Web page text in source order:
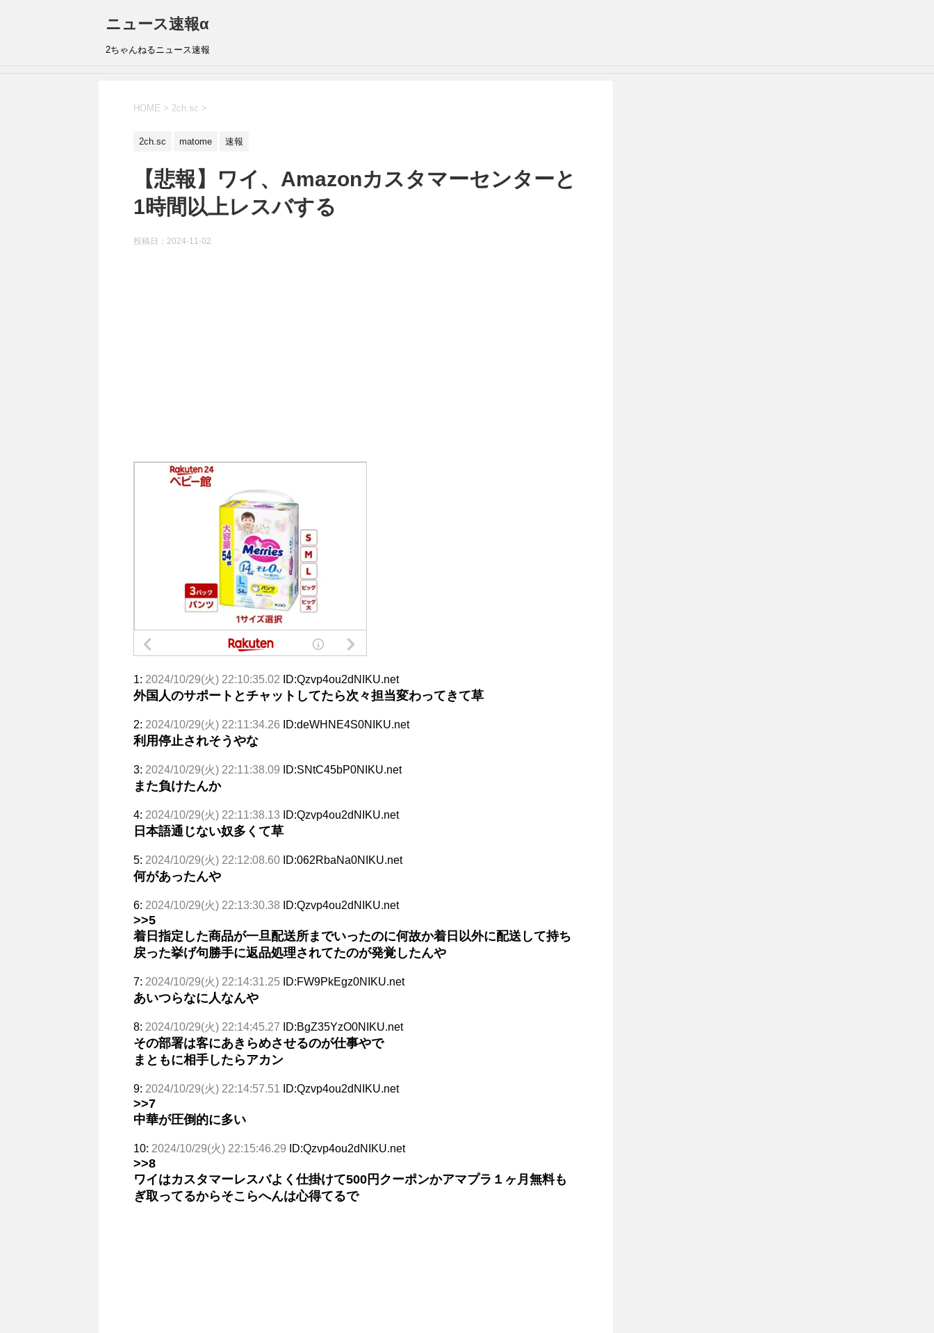
ニュース速報α
2ちゃんねるニュース速報
HOME > 2ch.sc >
2ch.sc matome 速報
【悲報】ワイ、Amazonカスタマーセンターと
1時間以上レスバする
投稿日： 2024-11-02
1: 2024/10/29(火) 22:10:35.02 ID:Qzvp4ou2dNIKU.net
外国人のサポートとチャットしてたら次々担当変わってきて草
2: 2024/10/29(火) 22:11:34.26 ID:deWHNE4S0NIKU.net
利用停止されそうやな
3: 2024/10/29(火) 22:11:38.09 ID:SNtC45bP0NIKU.net
また負けたんか
4: 2024/10/29(火) 22:11:38.13 ID:Qzvp4ou2dNIKU.net
日本語通じない奴多くて草
5: 2024/10/29(火) 22:12:08.60 ID:062RbaNa0NIKU.net
何があったんや
6: 2024/10/29(火) 22:13:30.38 ID:Qzvp4ou2dNIKU.net
>>5
着日指定した商品が一旦配送所までいったのに何故か着日以外に配送して持ち
戻った挙げ句勝手に返品処理されてたのが発覚したんや
7: 2024/10/29(火) 22:14:31.25 ID:FW9PkEgz0NIKU.net
あいつらなに人なんや
8: 2024/10/29(火) 22:14:45.27 ID:BgZ35YzO0NIKU.net
その部署は客にあきらめさせるのが仕事やで
まともに相手したらアカン
9: 2024/10/29(火) 22:14:57.51 ID:Qzvp4ou2dNIKU.net
>>7
中華が圧倒的に多い
10: 2024/10/29(火) 22:15:46.29 ID:Qzvp4ou2dNIKU.net
>>8
ワイはカスタマーレスバよく仕掛けて500円クーポンかアマプラ１ヶ月無料も
ぎ取ってるからそこらへんは心得てるで